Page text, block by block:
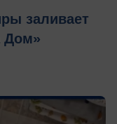
заливает
Дом»